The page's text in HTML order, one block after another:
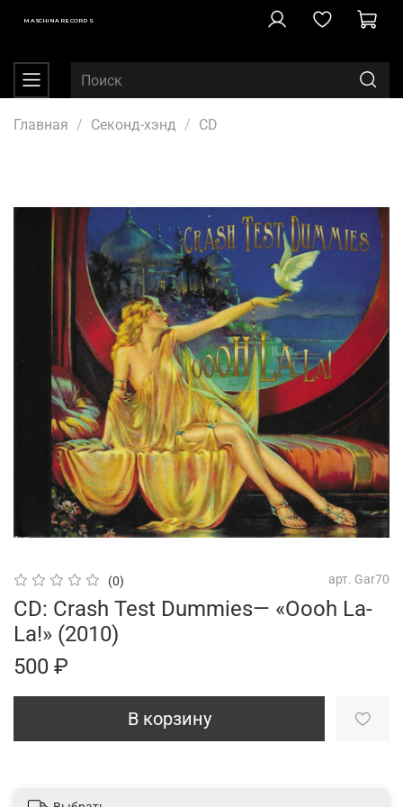
MASCHINA RECORDS
Главная Секонд-хэнд CD
(0) арт. Gar70
CD: Crash Test Dummies— «Oooh La-
La!» (2010)
500 ₽
В корзину